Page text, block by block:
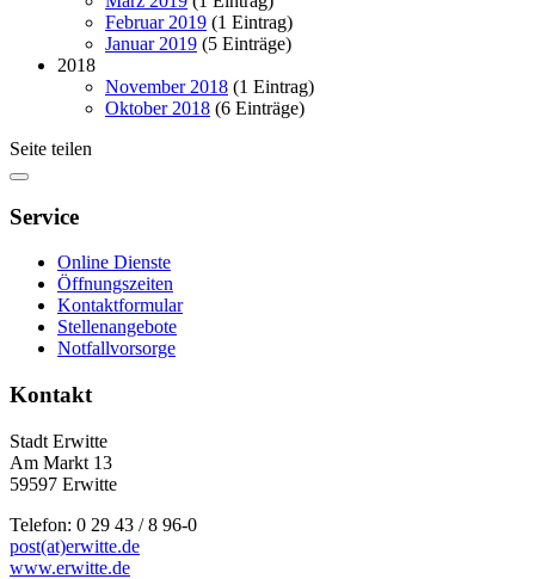
Februar 2019 (1 Eintrag)
Januar 2019 (5 Einträge)
2018
November 2018 (1 Eintrag)
Oktober 2018 (6 Einträge)
Seite teilen
Service
Online Dienste
Öffnungszeiten
Kontaktformular
Stellenangebote
Notfallvorsorge
Kontakt
Stadt Erwitte
Am Markt 13
59597 Erwitte
Telefon: 0 29 43 / 8 96-0
post(at)erwitte.de
www.erwitte.de